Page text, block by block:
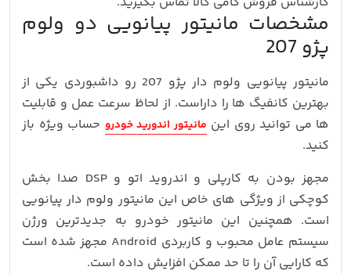
مشخصات مانیتور پیانویی دو ولوم
پژو 207
مانیتور پیانویی ولوم دار پژو 207 رو داشبوردی یکی از
بهترین کانفیگ ها را داراست. از لحاظ سرعت عمل و قابلیت
ها می توانید روی این مانیتور اندورید خودرو حساب ویژه باز
کنید.
مجهز بودن به کارپلی و اندروید اتو و DSP صدا بخش
کوچکی از ویژگی های خاص این مانیتور ولوم دار پیانویی
است. همچنین این مانیتور خودرو به جدیدترین ورژن
سیستم عامل محبوب و کاربردی Android مجهز شده است
که کارایی آن را تا حد ممکن افزایش داده است.